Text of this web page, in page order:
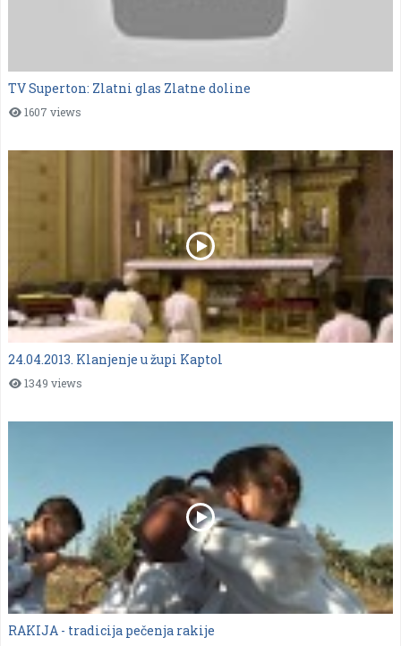
TV Superton: Zlatni glas Zlatne doline
1607 views
24.04.2013. Klanjenje u župi Kaptol
1349 views
RAKIJA - tradicija pečenja rakije